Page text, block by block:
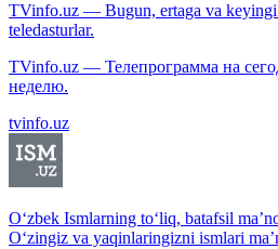
TVinfo.uz — Bugun, ertaga va keyingi
teledasturlar.
TVinfo.uz — Телепрограмма на
неделю.
tvinfo.uz
O‘zbek Ismlarning to‘liq, batafsil
O‘zingiz va yaqinlaringizni ismlari